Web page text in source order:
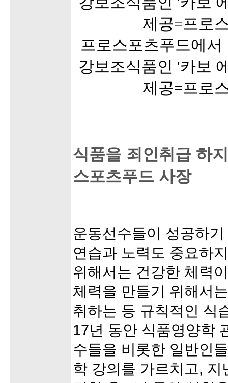
프로스포츠푸드에
강보조식품인 '카보
제공=프로
식품을 죄인취급 하
스포츠푸드 사장
운동선수들이 성공하
연습과 노력도 중요하
위해서는 건강한 체력
체력을 만들기 위해서
취하는 등 규칙적인 식
17년 동안 식품영양학
수들을 비롯한 일반인
학 강의를 가르치고,